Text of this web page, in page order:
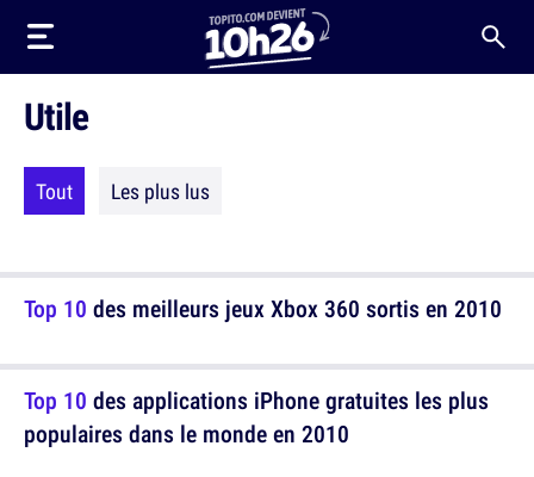
Utile
Tout Les plus lus
Top 10 des meilleurs jeux Xbox 360 sortis en 2010
Top 10 des applications iPhone gratuites les plus
populaires dans le monde en 2010